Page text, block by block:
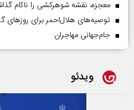
معجزه، نقشه شوهرکشی را ناکام
توصیه‌های هلال‌احمر برای روز‌های
جام‌جهانی مهاجران
ویدئو